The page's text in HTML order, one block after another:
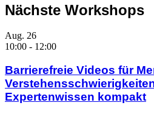
Nächste Workshops
Aug. 26
10:00 - 12:00
Barrierefreie Videos für
Verstehensschwierigkeiten
Expertenwissen kompakt